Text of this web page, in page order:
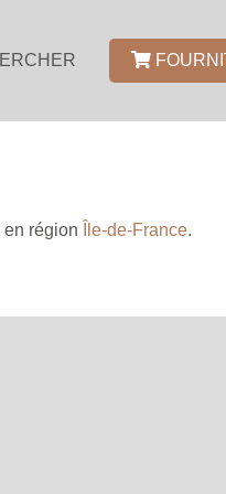
en région Île-de-France.